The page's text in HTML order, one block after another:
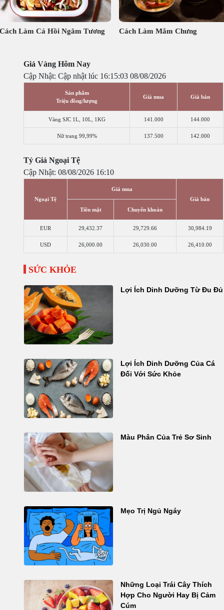
Làm Cá Hồi Ngâm Tương Cách Làm Mắm Chưng
Giá Vàng Hôm Nay
Cập Nhật: Cập nhật lúc 16:15:03 08/08/2026
Sản phẩm
Triệu đồng/lượng
Giá mua Giá bán
Vàng SJC 1L, 10L, 1KG 141.000 144.000
Nữ trang 99,99% 137.500 142.000
Tỷ Giá Ngoại Tệ
Cập Nhật: 08/08/2026 16:10
Ngoại Tệ
Giá mua
Giá bán
Tiền mặt
Chuyển khoản
EUR 29,432.37 29,729.66 30,984.19
USD 26,000.00 26,030.00 26,410.00
SỨC KHỎE
Lợi Ích Dinh Dưỡng Từ Đu Đủ
Lợi Ích Dinh Dưỡng Của Cá
Đối Với Sức Khỏe
Màu Phân Của Trẻ Sơ Sinh
Mẹo Trị Ngủ Ngáy
Những Loại Trái Cây Thích
Hợp Cho Người Hay Bị Cảm
Cúm